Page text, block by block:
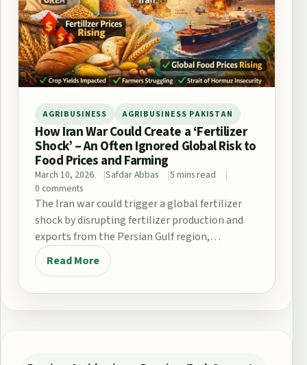
AGRIBUSINESS AGRIBUSINESS PAKISTAN
How Iran War Could Create a ‘Fertilizer
Shock’ – An Often Ignored Global Risk to
Food Prices and Farming
March 10, 2026 Safdar Abbas
5 mins read
0 comments
The Iran war could trigger a global fertilizer
shock by disrupting fertilizer production and
exports from the Persian Gulf region,
particularly through…
Read More